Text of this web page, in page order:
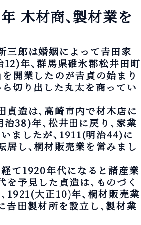
木材商、製材業を
三郎は婚姻によって𠮷田家
12)年、群馬県碓氷郡松井田町
を開業したのが𠮷貞の始まり
ら切り出した丸太を商ってい
貞造は、高崎市内で材木店に
38)年、松井田に戻り、家業
ましたが、1911(明治44)に
居し、桐材販売業を営みまし
て1920年代になると諸産業
を予見した貞造は、ものづく
1921(大正10)年、桐材販売業
𠮷田製材所を設立し、製材業